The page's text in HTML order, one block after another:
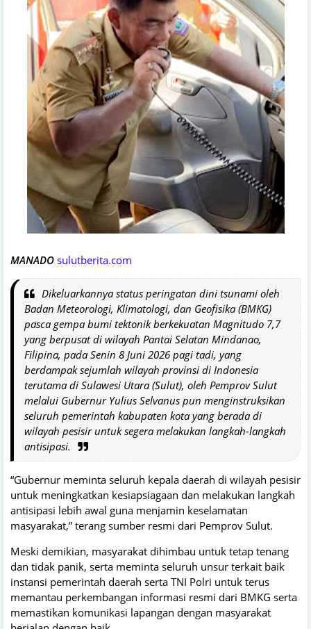
MANADO sulutberita.com
Dikeluarkannya status peringatan dini tsunami oleh
Badan Meteorologi, Klimatologi, dan Geofisika (BMKG)
pasca gempa bumi tektonik berkekuatan Magnitudo 7,7
yang berpusat di wilayah Pantai Selatan Mindanao,
Filipina, pada Senin 8 Juni 2026 pagi tadi, yang
berdampak sejumlah wilayah provinsi di Indonesia
terutama di Sulawesi Utara (Sulut), oleh Pemprov Sulut
melalui Gubernur Yulius Selvanus pun menginstruksikan
seluruh pemerintah kabupaten kota yang berada di
wilayah pesisir untuk segera melakukan langkah-langkah
antisipasi.
“Gubernur meminta seluruh kepala daerah di wilayah pesisir
untuk meningkatkan kesiapsiagaan dan melakukan langkah
antisipasi lebih awal guna menjamin keselamatan
masyarakat,” terang sumber resmi dari Pemprov Sulut.
Meski demikian, masyarakat dihimbau untuk tetap tenang
dan tidak panik, serta meminta seluruh unsur terkait baik
instansi pemerintah daerah serta TNI Polri untuk terus
memantau perkembangan informasi resmi dari BMKG serta
memastikan komunikasi lapangan dengan masyarakat